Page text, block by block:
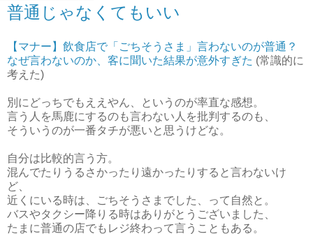
普通じゃなくてもいい
【マナー】飲食店で「ごちそうさま」言わないのが普通？
なぜ言わないのか、客に聞いた結果が意外すぎた (常識的に
考えた)
別にどっちでもええやん、というのが率直な感想。
言う人を馬鹿にするのも言わない人を批判するのも、
そういうのが一番タチが悪いと思うけどな。
自分は比較的言う方。
混んでたりうるさかったり遠かったりすると言わないけ
ど、
近くにいる時は、ごちそうさまでした、って自然と。
バスやタクシー降りる時はありがとうございました、
たまに普通の店でもレジ終わって言うこともある。